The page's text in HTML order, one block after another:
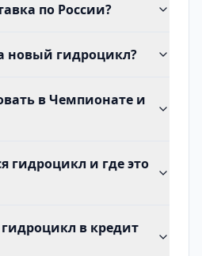
по России?
новый гидроцикл?
в Чемпионате и
гидроцикл и где это
в кредит